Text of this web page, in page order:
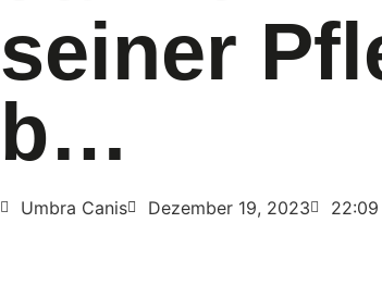
seiner
b…
Umbra Canis Dezember 19, 2023 22:09